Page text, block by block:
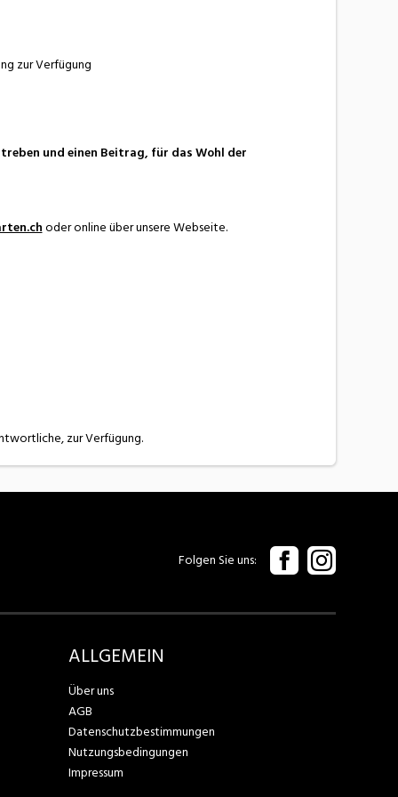
zur Verfügung
und einen Beitrag, für das Wohl der
oder online über unsere Webseite.
zur Verfügung.
Folgen Sie uns
ALLGEMEIN
Über uns
AGB
Datenschutzbestimmungen
Nutzungsbedingungen
Impressum